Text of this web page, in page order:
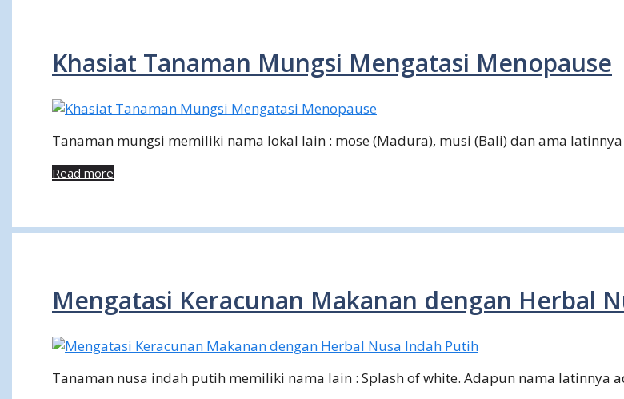
Khasiat Tanaman Mungsi Mengatasi Menopause
Tanaman mungsi memiliki nama lokal lain : mose (Madura), musi (Bali) dan ama
Read more
Mengatasi Keracunan Makanan dengan Herbal
Tanaman nusa indah putih memiliki nama lain : Splash of white. Adapun nama latinnya